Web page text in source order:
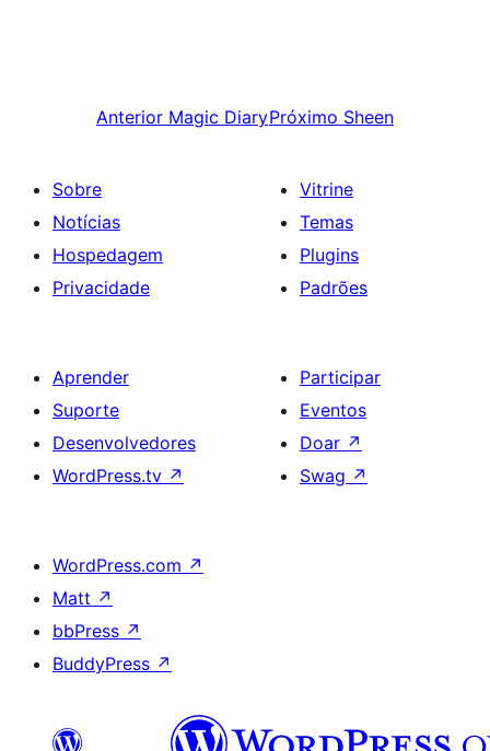
Anterior Magic DiaryPróximo Sheen
Sobre
Notícias
Hospedagem
Privacidade
Vitrine
Temas
Plugins
Padrões
Aprender
Suporte
Desenvolvedores
WordPress.tv ↗
Participar
Eventos
Doar ↗
Swag ↗
WordPress.com ↗
Matt ↗
bbPress ↗
BuddyPress ↗